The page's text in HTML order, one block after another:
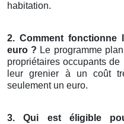
habitation.
2. Comment fonctionne
euro ? Le programme
propriétaires occupants
leur grenier à un coût
seulement un euro.
3. Qui est éligible